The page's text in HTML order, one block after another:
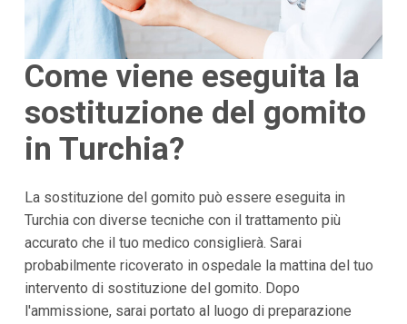
Come viene eseguita la
sostituzione del gomito
in Turchia?
La sostituzione del gomito può essere eseguita in
Turchia con diverse tecniche con il trattamento più
accurato che il tuo medico consiglierà. Sarai
probabilmente ricoverato in ospedale la mattina del tuo
intervento di sostituzione del gomito. Dopo
l'ammissione, sarai portato al luogo di preparazione